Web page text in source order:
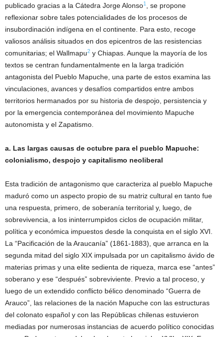
publicado gracias a la Cátedra Jorge Alonso1
, se propone
reflexionar sobre tales potencialidades de los procesos de
insubordinación indígena en el continente. Para esto, recoge
valiosos análisis situados en dos epicentros de las resistencias
comunitarias; el Wallmapu2 y Chiapas. Aunque la mayoría de los
textos se centran fundamentalmente en la larga tradición
antagonista del Pueblo Mapuche, una parte de estos examina las
vinculaciones, avances y desafíos compartidos entre ambos
territorios hermanados por su historia de despojo, persistencia y
por la emergencia contemporánea del movimiento Mapuche
autonomista y el Zapatismo.
a. Las largas causas de octubre para el pueblo Mapuche:
colonialismo, despojo y capitalismo neoliberal
Esta tradición de antagonismo que caracteriza al pueblo Mapuche
maduró como un aspecto propio de su matriz cultural en tanto fue
una respuesta, primero, de soberanía territorial y, luego, de
sobrevivencia, a los ininterrumpidos ciclos de ocupación militar,
política y económica impuestos desde la conquista en el siglo XVI.
La “Pacificación de la Araucanía” (1861-1883), que arranca en la
segunda mitad del siglo XIX impulsada por un capitalismo ávido de
materias primas y una elite sedienta de riqueza, marca ese “antes”
soberano y ese “después” sobreviviente. Previo a tal proceso, y
luego de un extendido conflicto bélico denominado “Guerra de
Arauco”, las relaciones de la nación Mapuche con las estructuras
del colonato español y con las Repúblicas chilenas estuvieron
mediadas por numerosas instancias de acuerdo político conocidas